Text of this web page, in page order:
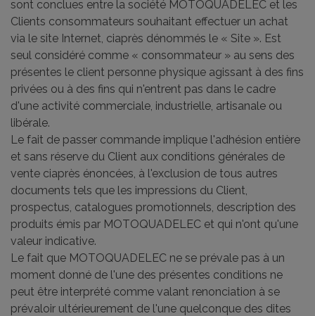
sont conclues entre la société MOTOQUADELEC et les
Clients consommateurs souhaitant effectuer un achat
via le site Internet, ciaprès dénommés le « Site ». Est
seul considéré comme « consommateur » au sens des
présentes le client personne physique agissant à des fins
privées ou à des fins qui n'entrent pas dans le cadre
d'une activité commerciale, industrielle, artisanale ou
libérale.
Le fait de passer commande implique l'adhésion entière
et sans réserve du Client aux conditions générales de
vente ciaprès énoncées, à l'exclusion de tous autres
documents tels que les impressions du Client,
prospectus, catalogues promotionnels, description des
produits émis par MOTOQUADELEC et qui n'ont qu'une
valeur indicative.
Le fait que MOTOQUADELEC ne se prévale pas à un
moment donné de l'une des présentes conditions ne
peut être interprété comme valant renonciation à se
prévaloir ultérieurement de l'une quelconque des dites